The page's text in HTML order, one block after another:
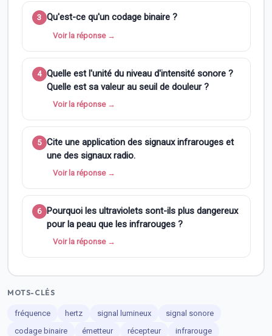
3 Qu'est-ce qu'un codage binaire ?
Voir la réponse →
4 Quelle est l'unité du niveau d'intensité sonore ?
Quelle est sa valeur au seuil de douleur ?
Voir la réponse →
5 Cite une application des signaux infrarouges et
une des signaux radio.
Voir la réponse →
6 Pourquoi les ultraviolets sont-ils plus dangereux
pour la peau que les infrarouges ?
Voir la réponse →
MOTS-CLÉS
fréquence hertz signal lumineux
signal sonore
codage binaire
émetteur récepteur
infrarouge